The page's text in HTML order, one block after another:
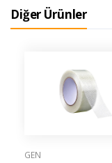
Diğer Ürünler
GEN